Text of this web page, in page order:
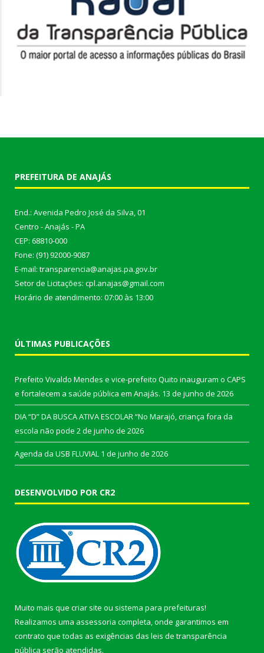
PREFEITURA DE ANAJÁS
End.: Avenida Pedro José da Silva, 01
Centro - Anajás - PA
CEP: 68810-000
Fone: (91) 92000-9087
E-mail: transparencia@anajas.pa.gov.br
Setor de Licitações: cpl.anajas@gmail.com
Horário de atendimento: 07:00 às 13:00
ÚLTIMAS PUBLICAÇÕES
Prefeito Vivaldo Mendes e vice-prefeito Quito inauguram o CAPS
e fortalecem a saúde pública em Anajás. 13 de junho de 2026
DIA “D” DA BUSCA ATIVA ESCOLAR “No Marajó, criança fora da
escola não pode 2 de junho de 2026
Agenda da USB FLUVIAL 1 de junho de 2026
DESENVOLVIDO POR CR2
Muito mais que criar site ou sistema para prefeituras!
Realizamos uma assessoria completa, onde garantimos em
contrato que todas as exigências das leis de transparência
pública serão atendidas.